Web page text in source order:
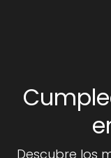
Descubre los